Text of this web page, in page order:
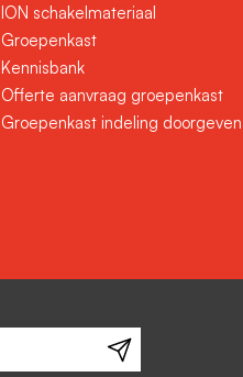
ION schakelmateriaal
Groepenkast
Kennisbank
Offerte aanvraag groepenkast
Groepenkast indeling doorgeven